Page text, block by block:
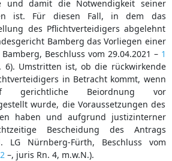
und damit die Notwendigkeit seiner
ist. Für diesen Fall, in dem das
des Pflichtverteidigers abgelehnt
Bamberg das Vorliegen einer
Beschluss vom 29.04.2021 – 1
6). Umstritten ist, ob die rückwirkende
in Betracht kommt, wenn
Beiordnung vor
wurde, die Voraussetzungen des
haben und aufgrund justizinterner
Bescheidung des Antrags
LG Nürnberg-Fürth, Beschluss vom
–, juris Rn. 4, m.w.N.).